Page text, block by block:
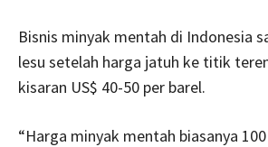
Bisnis minyak mentah di Indonesia
lesu setelah harga jatuh ke titik
kisaran US$ 40-50 per barel.
“Harga minyak mentah biasanya